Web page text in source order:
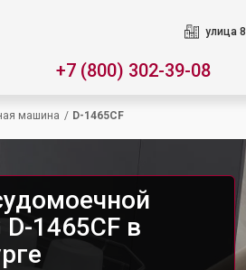
улица
+7 (800) 302-39-08
машина / D-1465CF
1465CF в